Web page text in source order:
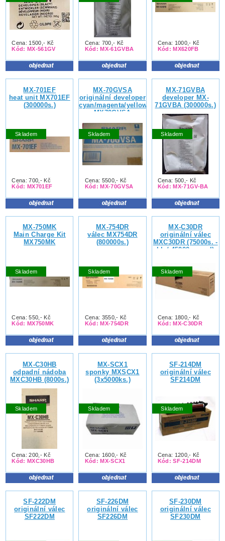
Cena: 1500,- Kč
Kód: MX-561GV
Cena: 700,- Kč
Kód: MX-61GVBA
Cena: 1000,- Kč
Kód: MX620FB
MX-701EF
heat unit MX701EF
(300000s.)
Skladem
Cena: 700,- Kč
Kód: MX701EF
MX-70GVSA
originální developer
cyan/magenta/yellow
MX70GVSA
Skladem
Cena: 5500,- Kč
Kód: MX-70GVSA
MX-71GVBA
developer MX-
71GVBA (300000s.)
Skladem
Cena: 500,- Kč
Kód: MX-71GV-BA
MX-750MK
Main Charge Kit
MX750MK
Skladem
Cena: 550,- Kč
Kód: MX750MK
MX-754DR
válec MX754DR
(800000s.)
Skladem
Cena: 3550,- Kč
Kód: MX-754DR
MX-C30DR
originální válec
MXC30DR (75000s. -
bk / 45000s. - col)
Skladem
Cena: 1800,- Kč
Kód: MX-C30DR
MX-C30HB
odpadní nádoba
MXC30HB (8000s.)
Skladem
Cena: 200,- Kč
Kód: MXC30HB
MX-SCX1
sponky MXSCX1
(3x5000ks.)
Skladem
Cena: 1600,- Kč
Kód: MX-SCX1
SF-214DM
originální válec
SF214DM
Skladem
Cena: 1200,- Kč
Kód: SF-214DM
SF-222DM
originální válec
SF222DM
SF-226DM
originální válec
SF226DM
SF-230DM
originální válec
SF230DM